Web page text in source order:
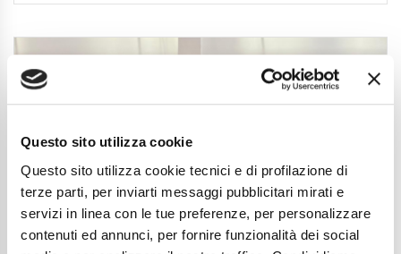
Questo sito utilizza cookie
Questo sito utilizza cookie tecnici e di profilazione di
terze parti, per inviarti messaggi pubblicitari mirati e
servizi in linea con le tue preferenze, per personalizzare
contenuti ed annunci, per fornire funzionalità dei social